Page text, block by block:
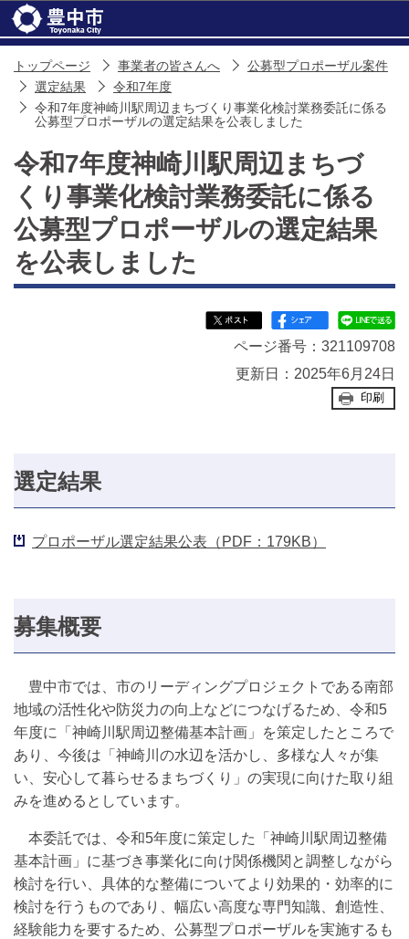
トップページ 事業者の皆さんへ
公募型プロポーザル案件
選定結果
令和7年度
令和7年度神崎川駅周辺まちづくり事業化検討業務委託に係る
公募型プロポーザルの選定結果を公表しました
令和7年度神崎川駅周辺まちづ
くり事業化検討業務委託に係る
公募型プロポーザルの選定結果
を公表しました
ページ番号：321109708
更新日：2025年6月24日
印刷
選定結果
プロポーザル選定結果公表（PDF：179KB）
募集概要
豊中市では、市のリーディングプロジェクトである南部
地域の活性化や防災力の向上などにつなげるため、令和5
年度に「神崎川駅周辺整備基本計画」を策定したところで
あり、今後は「神崎川の水辺を活かし、多様な人々が集
い、安心して暮らせるまちづくり」の実現に向けた取り組
みを進めるとしています。
本委託では、令和5年度に策定した「神崎川駅周辺整備
基本計画」に基づき事業化に向け関係機関と調整しながら
検討を行い、具体的な整備についてより効果的・効率的に
検討を行うものであり、幅広い高度な専門知識、創造性、
経験能力を要するため、公募型プロポーザルを実施するも